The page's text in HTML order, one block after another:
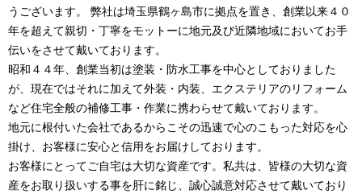
うございます。
弊社は埼玉県鶴ヶ島市に拠点を置き、創業以来４０
年を超えて親切・丁寧をモットーに地元及び近隣地域においてお手
伝いをさせて戴いております。
昭和４４年、創業当初は塗装・防水工事を中心としておりました
が、現在ではそれに加えて外装・内装、エクステリアのリフォーム
など住宅全般の補修工事・作業に携わらせて戴いております。
地元に根付いた会社であるからこその迅速で心のこもった対応を心
掛け、お客様に安心と信用をお届けしております。
お客様にとってご自宅は大切な資産です。私共は、皆様の大切な資
産をお取り扱いする事を肝に銘じ、誠心誠意対応させて戴いており